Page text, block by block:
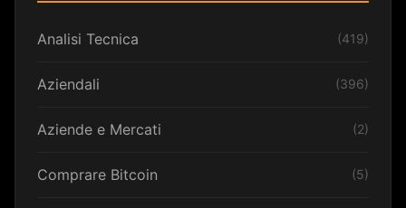
Analisi Tecnica (419)
Aziendali (396)
Aziende e Mercati (2)
Comprare Bitcoin (5)